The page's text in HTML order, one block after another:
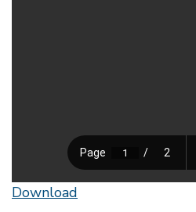
Download